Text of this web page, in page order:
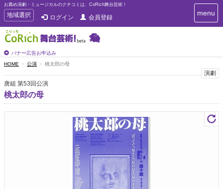
お薦め演劇・ミュージカルのクチコミは、CoRich舞台芸術！
T
o
g
g
e
n
a
v
i
g
地域選択 ログイン 会員登録
バナー広告お申込み
T
o
i
g
menu
HOME 公演 桃太郎の母
演劇
唐組 第53回公演
桃太郎の母